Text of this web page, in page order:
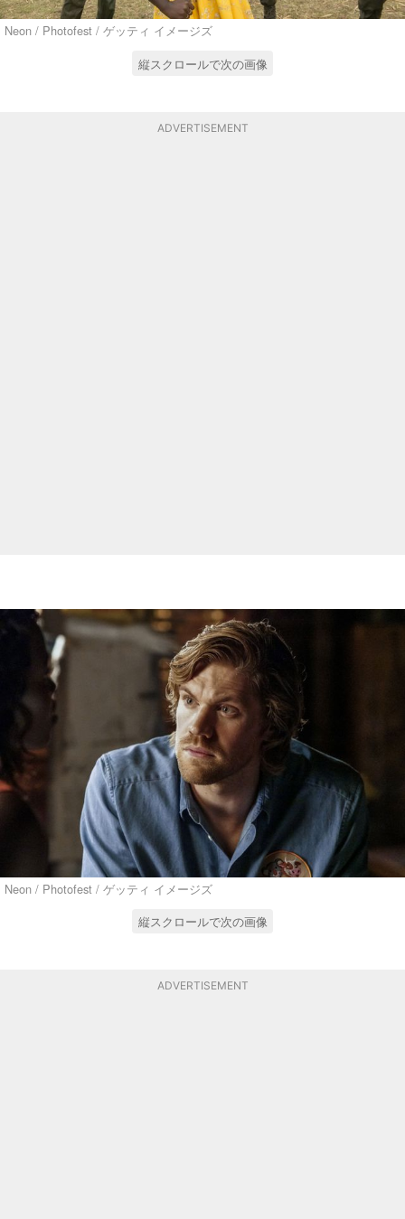
Neon / Photofest / ゲッティ イメージズ
縦スクロールで次の画像
ADVERTISEMENT
Neon / Photofest / ゲッティ イメージズ
縦スクロールで次の画像
ADVERTISEMENT